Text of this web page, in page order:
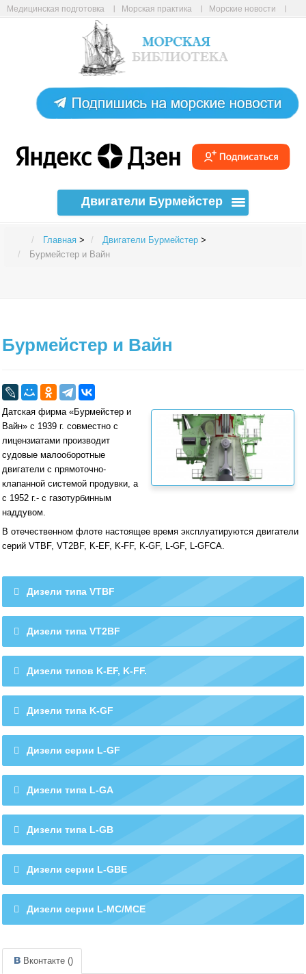
Медицинская подготовка Морская практика
Морские новости
Авиабилеты онлайн
Двигатели Бурмейстер
Главная > Двигатели Бурмейстер >
Бурмейстер и Вайн
Бурмейстер и Вайн
Датская фирма «Бурмейстер и
Вайн» с 1939 г. совместно с
лицензиатами производит
судовые малооборотные
двигатели с прямоточно-
клапанной системой продувки, а
с 1952 г.- с газотурбинным
наддувом.
В отечественном флоте настоящее время эксплуатируются двигатели
серий VTBF, VT2BF, K-EF, K-FF, K-GF, L-GF, L-GFCA.
Дизели типа VTBF
Дизели типа VT2BF
Дизели типов K-EF, K-FF.
Дизели типа K-GF
Дизели серии L-GF
Дизели типа L-GA
Дизели типа L-GB
Дизели серии L-GBE
Дизели серии L-MC/MCE
Вконтакте ()